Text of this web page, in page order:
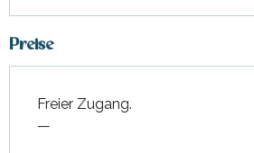
Preise
Freier Zugang.
—